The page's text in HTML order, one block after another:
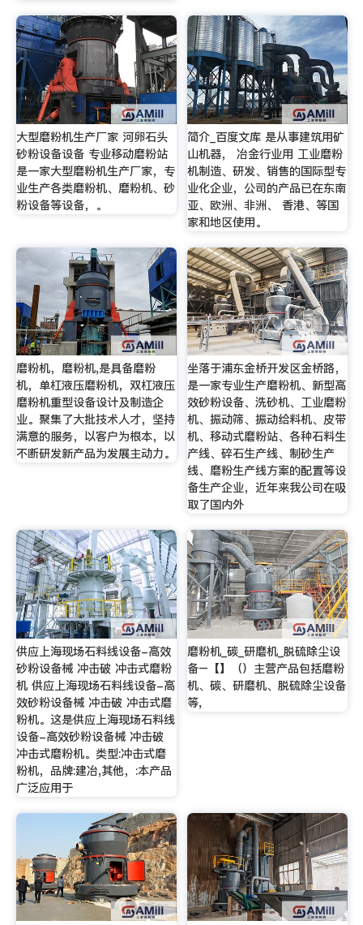
大型磨粉机生产厂家 河卵石头
砂粉设备设备 专业移动磨粉站
是一家大型磨粉机生产厂家，专
业生产各类磨粉机、磨粉机、砂
粉设备等设备，。
简介_百度文库 是从事建筑用矿
山机器， 冶金行业用 工业磨粉
机制造、研发、销售的国际型专
业化企业，公司的产品已在东南
亚、欧洲、非洲、 香港、等国
家和地区使用。
磨粉机，磨粉机,是具备磨粉
机，单杠液压磨粉机，双杠液压
磨粉机重型设备设计及制造企
业。聚集了大批技术人才，坚持
满意的服务，以客户为根本，以
不断研发新产品为发展主动力。
坐落于浦东金桥开发区金桥路，
是一家专业生产磨粉机、新型高
效砂粉设备、洗砂机、工业磨粉
机、振动筛、振动给料机、皮带
机、移动式磨粉站、各种石料生
产线、碎石生产线、制砂生产
线、磨粉生产线方案的配置等设
备生产企业，近年来我公司在吸
取了国内外
供应上海现场石料线设备-高效
砂粉设备械 冲击破 冲击式磨粉
机 供应上海现场石料线设备-高
效砂粉设备械 冲击破 冲击式磨
粉机。这是供应上海现场石料线
设备-高效砂粉设备械 冲击破
冲击式磨粉机。类型:冲击式磨
粉机，品牌:建冶,其他，:本产品
广泛应用于
磨粉机_碳_研磨机_脱硫除尘设
备–【】（）主营产品包括磨粉
机、碳、研磨机、脱硫除尘设备
等,